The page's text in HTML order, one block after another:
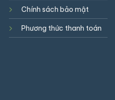
Chính sách bảo mật
Phương thức thanh toán